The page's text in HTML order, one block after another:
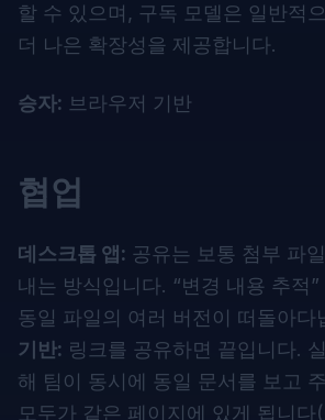
할 수 있으며, 구독 모델은 일반적
더 나은 확장성을 제공합니다.
승자: 브라우저 기반
협업
데스크톱 앱: 공유는 보통 첨부 파
내는 방식입니다. “변경 내용 추적
동일 파일의 여러 버전이 떠돌아다
기반: 링크를 공유하면 끝입니다.
해 팀이 동시에 동일 문서를 보고
모두가 같은 페이지에 있게 됩니다